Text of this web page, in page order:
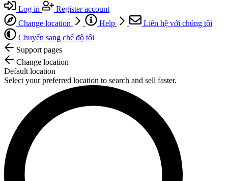
Log in
Register account
Change location
Help
Liên hệ với chúng tôi
Chuyển sang chế độ tối
Support pages
Change location
Default location
Select your preferred location to search and sell faster.